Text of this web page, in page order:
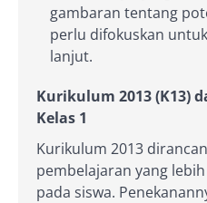
gambaran tentang
perlu difokuskan
lanjut.
Kurikulum 2013 (K13)
Kelas 1
Kurikulum 2013
pembelajaran yang
pada siswa.